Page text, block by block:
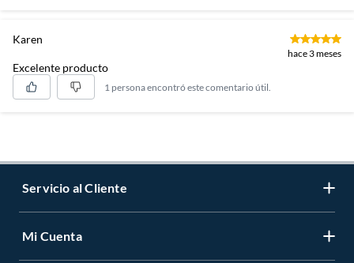
Karen
hace 3 meses
Excelente producto
1 persona encontró este comentario útil.
Servicio al Cliente
Contáctanos
Mi Cuenta